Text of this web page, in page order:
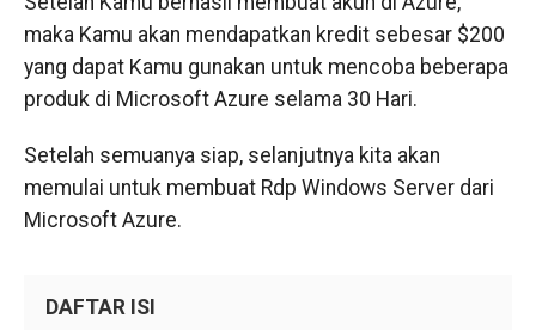
maka Kamu akan mendapatkan kredit sebesar $200
yang dapat Kamu gunakan untuk mencoba beberapa
produk di Microsoft Azure selama 30 Hari.
Setelah semuanya siap, selanjutnya kita akan
memulai untuk membuat Rdp Windows Server dari
Microsoft Azure.
DAFTAR ISI